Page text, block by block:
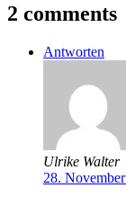
2 comments
Antworten
Ulrike Walter
28.